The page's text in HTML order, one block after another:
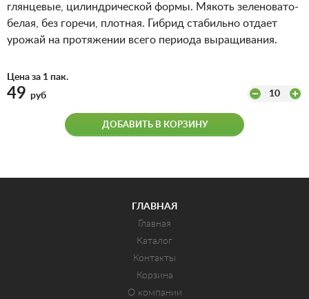
глянцевые, цилиндрической формы. Мякоть зеленовато-
белая, без горечи, плотная. Гибрид стабильно отдает
урожай на протяжении всего периода выращивания.
Цена за 1 пак.
49 руб 10
ДОБАВИТЬ В КОРЗИНУ
ГЛАВНАЯ
Главная
Каталог
Контакты
Корзина
О компании